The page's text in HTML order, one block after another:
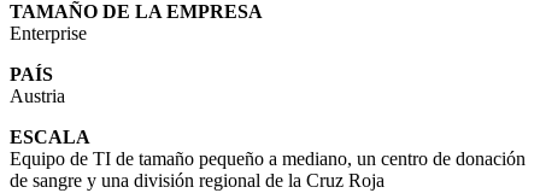
TAMAÑO DE LA EMPRESA
Enterprise
PAÍS
Austria
ESCALA
Equipo de TI de tamaño pequeño a mediano, un centro de donación
de sangre y una división regional de la Cruz Roja